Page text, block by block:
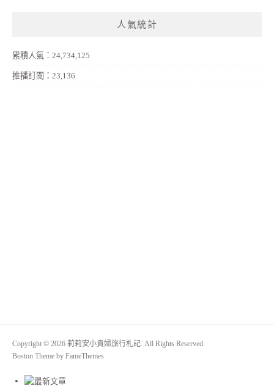
人氣統計
累積人氣：24,734,125
推播訂閱：23,136
Copyright © 2026 莉莉安小貴婦旅行札記. All Rights Reserved.
Boston Theme by FameThemes